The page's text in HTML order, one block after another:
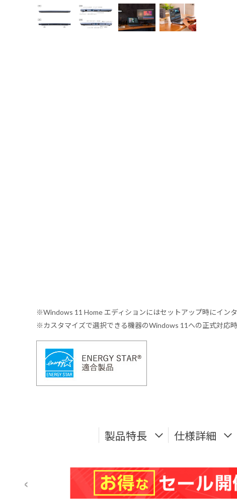
※Windows 11 Home エディションにはセットアップ時にイン
※カスタマイズで選択できる機器のWindows 11への正式対応
製品特長 仕様詳細